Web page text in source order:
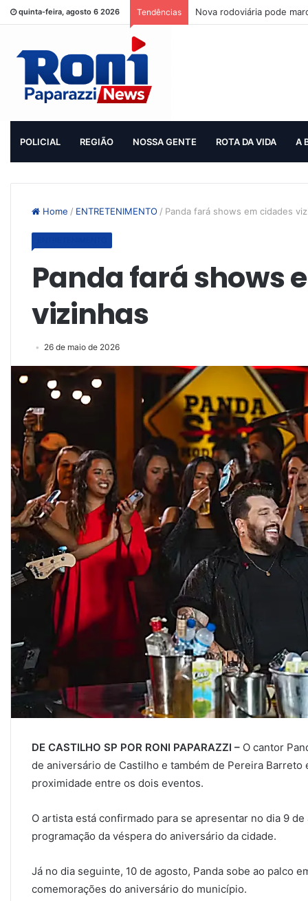
quinta-feira, agosto 6 2026 Tendências Nova rodoviária pode
POLICIAL REGIÃO NOSSA GENTE ROTA DA VIDA A
Home / ENTRETENIMENTO / Panda fará shows em cidades
Panda fará shows
vizinhas
26 de maio de 2026
DE CASTILHO SP POR RONI PAPARAZZI – O cantor
de aniversário de Castilho e também de Pereira Barreto
proximidade entre os dois eventos.
O artista está confirmado para se apresentar no dia 9
programação da véspera do aniversário da cidade.
Já no dia seguinte, 10 de agosto, Panda sobe ao palco
comemorações do aniversário do município.